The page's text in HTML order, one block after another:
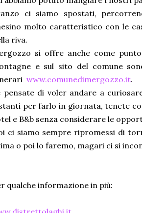
ci siamo spostati,
molto caratteristico con le
riva.
si offre anche come
e sul sito del comune
www.comunedimergozzo.it.
pensate di voler andare a
per farlo in giornata, tenete
e B&b senza considerare le
ci siamo sempre ripromessi di
o poi lo faremo, magari ci si
qualche informazione in più: